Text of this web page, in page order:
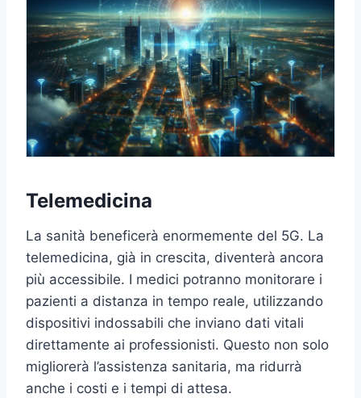
Telemedicina
La sanità beneficerà enormemente del 5G. La
telemedicina, già in crescita, diventerà ancora
più accessibile. I medici potranno monitorare i
pazienti a distanza in tempo reale, utilizzando
dispositivi indossabili che inviano dati vitali
direttamente ai professionisti. Questo non solo
migliorerà l’assistenza sanitaria, ma ridurrà
anche i costi e i tempi di attesa.